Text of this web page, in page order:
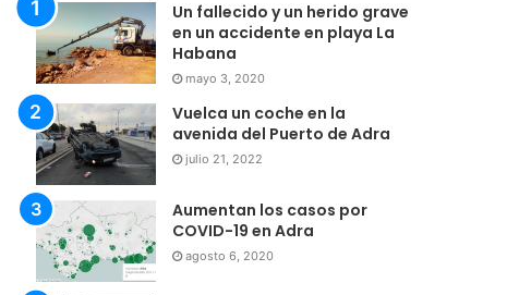
Un fallecido y un herido grave
en un accidente en playa La
Habana
mayo 3, 2020
Vuelca un coche en la
avenida del Puerto de Adra
julio 21, 2022
Aumentan los casos por
COVID-19 en Adra
agosto 6, 2020